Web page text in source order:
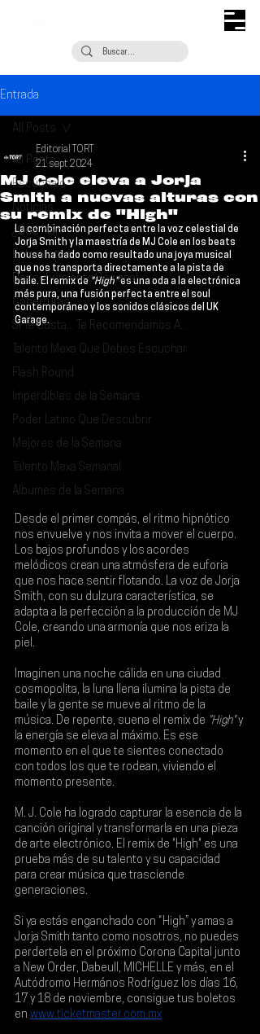
Entrada
All Posts
Escúchalo
Noticias
¿Qué Plan?
Entrevistas
Descubrimiento Semanal
Coberturas
Si Te Gusta... Te Recomendamos A...
Talento Mexa Que Debes Escuchar
Flash Round
Imperdibles de la Semana
Poder Latino Que Descubrir
Mejores de la Semana
Talento Mexa Semanal
Álbumes de la Semana
All Posts
MJ Cole eleva a Jorja
Smith a nuevas alturas con
su remix de "High"
Editorial TORT
21 sept 2024
La combinación perfecta entre la voz celestial de
Jorja Smith y la maestría de MJ Cole en los beats
house ha dado como resultado una joya musical
que nos transporta directamente a la pista de
baile. El remix de "High" es una oda a la electrónica
más pura, una fusión perfecta entre el soul
contemporáneo y los sonidos clásicos del UK
Garage.
Desde el primer compás, el ritmo hipnótico
nos envuelve y nos invita a mover el cuerpo.
Los bajos profundos y los acordes
melódicos crean una atmósfera de euforia
que nos hace sentir flotando. La voz de Jorja
Smith, con su dulzura característica, se
adapta a la perfección a la producción de MJ
Cole, creando una armonía que nos eriza la
piel.
Imaginen una noche cálida en una ciudad
cosmopolita, la luna llena ilumina la pista de
baile y la gente se mueve al ritmo de la
música. De repente, suena el remix de "High" y
la energía se eleva al máximo. Es ese
momento en el que te sientes conectado
con todos los que te rodean, viviendo el
momento presente.
M. J. Cole ha logrado capturar la esencia de la
canción original y transformarla en una pieza
de arte electrónico. El remix de "High" es una
prueba más de su talento y su capacidad
para crear música que trasciende
generaciones.
Si ya estás enganchado con “High” y amas a
Jorja Smith tanto como nosotros, no puedes
perdertela en el próximo Corona Capital junto
a New Order, Dabeull, MICHELLE y más, en el
Autódromo Hermános Rodríguez los días 16,
17 y 18 de noviembre, consigue tus boletos
en www.ticketmaster.com.mx